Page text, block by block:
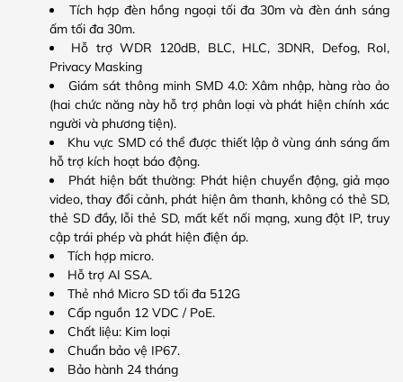
Tích hợp đèn hồng ngoại tối đa 30m và đèn ánh sáng
ấm tối đa 30m.
Hỗ trợ WDR 120dB, BLC, HLC, 3DNR, Defog, RoI,
Privacy Masking
Giám sát thông minh SMD 4.0: Xâm nhập, hàng rào ảo
(hai chức năng này hỗ trợ phân loại và phát hiện chính xác
người và phương tiện).
Khu vực SMD có thể được thiết lập ở vùng ánh sáng ấm
hỗ trợ kích hoạt báo động.
Phát hiện bất thường: Phát hiện chuyển động, giả mạo
video, thay đổi cảnh, phát hiện âm thanh, không có thẻ SD,
thẻ SD đầy, lỗi thẻ SD, mất kết nối mạng, xung đột IP, truy
cập trái phép và phát hiện điện áp.
Tích hợp micro.
Hỗ trợ AI SSA.
Thẻ nhớ Micro SD tối đa 512G
Cấp nguồn 12 VDC / PoE.
Chất liệu: Kim loại
Chuẩn bảo vệ IP67.
Bảo hành 24 tháng